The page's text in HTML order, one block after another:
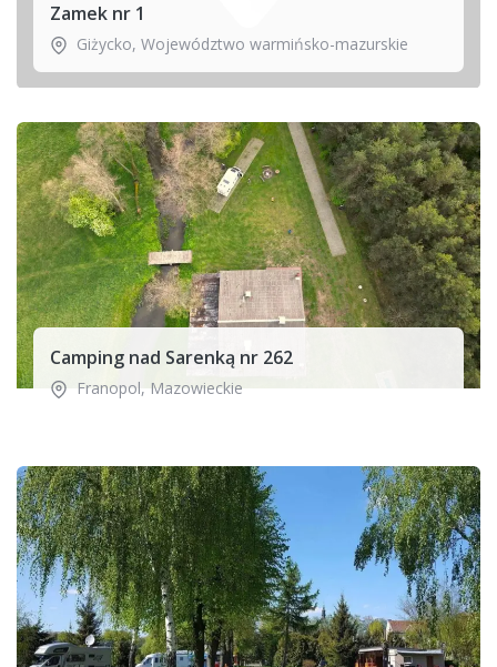
Zamek nr 1
Giżycko, Województwo warmińsko-mazurskie
Camping nad Sarenką nr 262
Franopol,Mazowieckie